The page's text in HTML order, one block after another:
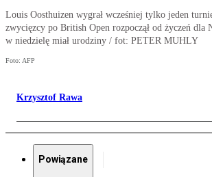
Louis Oosthuizen wygrał wcześniej tylko jeden
zwycięzcy po British Open rozpoczął od życzeń dla
w niedzielę miał urodziny / fot: PETER MUHLY
Foto: AFP
Krzysztof Rawa
Powiązane